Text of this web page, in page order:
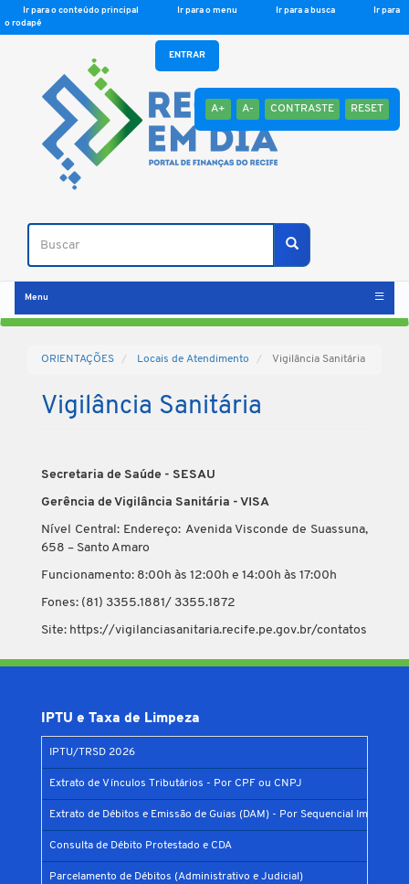
Ir para o conteúdo principal Ir para o menu Ir para a busca
Ir para
o rodapé
A+ A- CONTRASTE RESET
Buscar
Buscar
ENTRAR
Menu
ORIENTAÇÕES Locais de Atendimento Vigilância Sanitária
Vigilância Sanitária
Secretaria de Saúde - SESAU
Gerência de Vigilância Sanitária - VISA
Nível Central: Endereço: Avenida Visconde de Suassuna,
658 – Santo Amaro
Funcionamento: 8:00h às 12:00h e 14:00h às 17:00h
Fones: (81) 3355.1881/ 3355.1872
Site: https://vigilanciasanitaria.recife.pe.gov.br/contatos
IPTU e Taxa de Limpeza
IPTU/TRSD 2026
Extrato de Vínculos Tributários - Por CPF ou CNPJ
Extrato de Débitos e Emissão de Guias (DAM) - Por Sequencial Imobiliário
Consulta de Débito Protestado e CDA
Parcelamento de Débitos (Administrativo e Judicial)